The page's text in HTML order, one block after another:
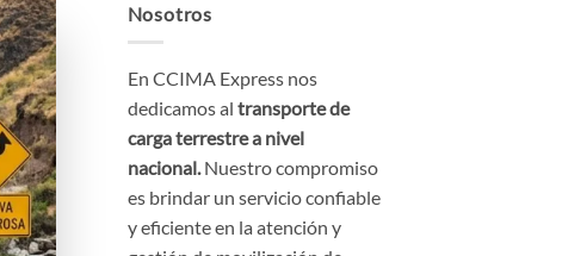
Nosotros
En CCIMA Express nos
dedicamos al transporte de
carga terrestre a nivel
nacional.Nuestro compromiso
es brindar un servicio confiable
y eficiente en la atención y